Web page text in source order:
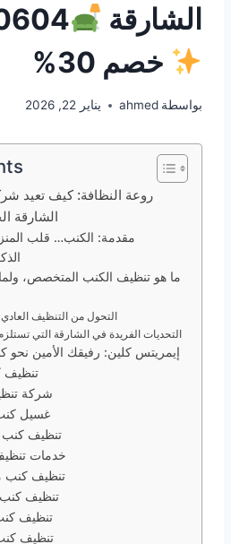
الشارقة
خصم 30%
بواسطة ahmed يناير 22, 2026
روعة النظافة: كيف تعيد
الشارقة
مقدمة: الكنب… قلب
ما هو تنظيف الكنب المتخصص،
التحول من التنظيف العادي
التحديات الفريدة في الشارقة التي
إيمريتس كلين: رفيقك الأمين نحو
تنظيف
شركة
غسيل كنب
تنظيف كنب
خدمات
تنظيف كنب
تنظيف كنب
تنظيف
تنظيف